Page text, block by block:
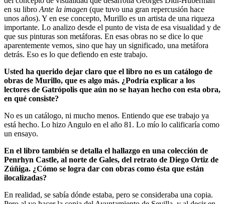
en su libro Ante la imagen (que tuvo una gran repercusión hace
unos años). Y en ese concepto, Murillo es un artista de una riqueza
importante. Lo analizo desde el punto de vista de esa visualidad y de
que sus pinturas son metáforas. En esas obras no se dice lo que
aparentemente vemos, sino que hay un significado, una metáfora
detrás. Eso es lo que defiendo en este trabajo.
Usted ha querido dejar claro que el libro no es un catálogo de
obras de Murillo, que es algo más. ¿Podría explicar a los
lectores de Gatrópolis que aún no se hayan hecho con esta obra,
en qué consiste?
No es un catálogo, ni mucho menos. Entiendo que ese trabajo ya
está hecho. Lo hizo Angulo en el año 81. Lo mío lo calificaría como
un ensayo.
En el libro también se detalla el hallazgo en una colección de
Penrhyn Castle, al norte de Gales, del retrato de Diego Ortiz de
Zúñiga. ¿Cómo se logra dar con obras como ésta que están
ilocalizadas?
En realidad, se sabía dónde estaba, pero se consideraba una copia.